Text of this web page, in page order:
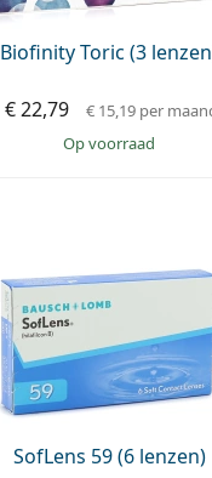
Biofinity Toric (3
€ 22,79 € 15,19 per
op voorraad
SofLens 59 (6 lenzen)